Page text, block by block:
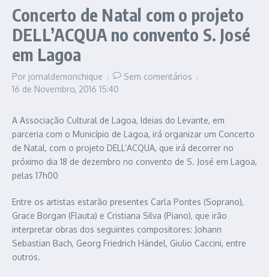
Concerto de Natal com o projeto
DELL’ACQUA no convento S. José
em Lagoa
Por jornaldemonchique
Sem comentários
16 de Novembro, 2016 15:40
A Associação Cultural de Lagoa, Ideias do Levante, em
parceria com o Município de Lagoa, irá organizar um Concerto
de Natal, com o projeto DELL’ACQUA, que irá decorrer no
próximo dia 18 de dezembro no convento de S. José em Lagoa,
pelas 17h00
Entre os artistas estarão presentes Carla Pontes (Soprano),
Grace Borgan (Flauta) e Cristiana Silva (Piano), que irão
interpretar obras dos seguintes compositores: Johann
Sebastian Bach, Georg Friedrich Händel, Giulio Caccini, entre
outros.